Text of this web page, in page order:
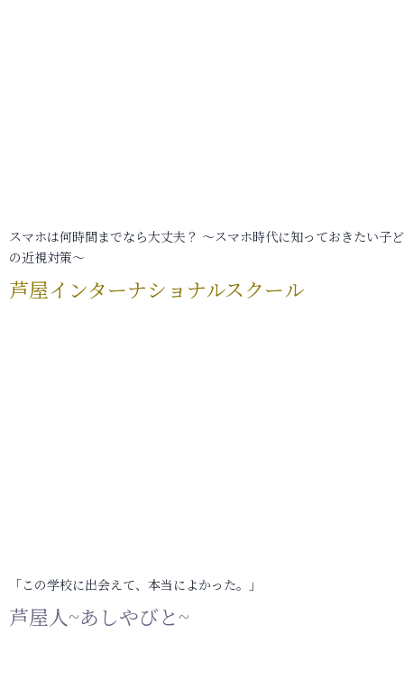
スマホは何時間までなら大丈夫？ ～スマホ時代に知っておきたい子
の近視対策～
芦屋インターナショナルスクール
「この学校に出会えて、本当によかった。」
芦屋人~あしやびと~